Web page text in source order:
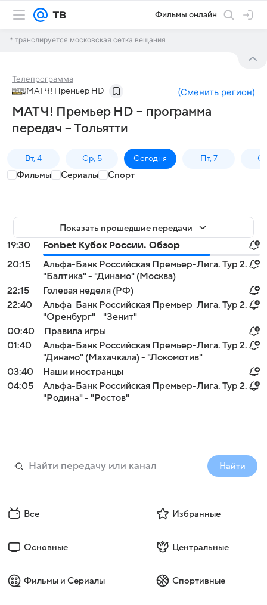
Фильмы онлайн
* транслируется московская сетка вещания
Телепрограмма
МАТЧ! Премьер HD (Сменить регион)
МАТЧ! Премьер HD – программа
передач – Тольятти
Вт, 4 Ср, 5 Сегодня Пт, 7
Фильмы Сериалы Спорт
Показать прошедшие передачи
19:30
Fonbet Кубок России. Обзор
20:15
Альфа-Банк Российская Премьер-Лига. Тур 2.
"Балтика" - "Динамо" (Москва)
22:15
Голевая неделя (РФ)
22:40
Альфа-Банк Российская Премьер-Лига. Тур 2.
"Оренбург" - "Зенит"
00:40
Правила игры
01:40
Альфа-Банк Российская Премьер-Лига. Тур 2.
"Динамо" (Махачкала) - "Локомотив"
03:40
Наши иностранцы
04:05
Альфа-Банк Российская Премьер-Лига. Тур 2.
"Родина" - "Ростов"
Найти
Все Избранные
Основные Центральные
Фильмы и Сериалы Спортивные